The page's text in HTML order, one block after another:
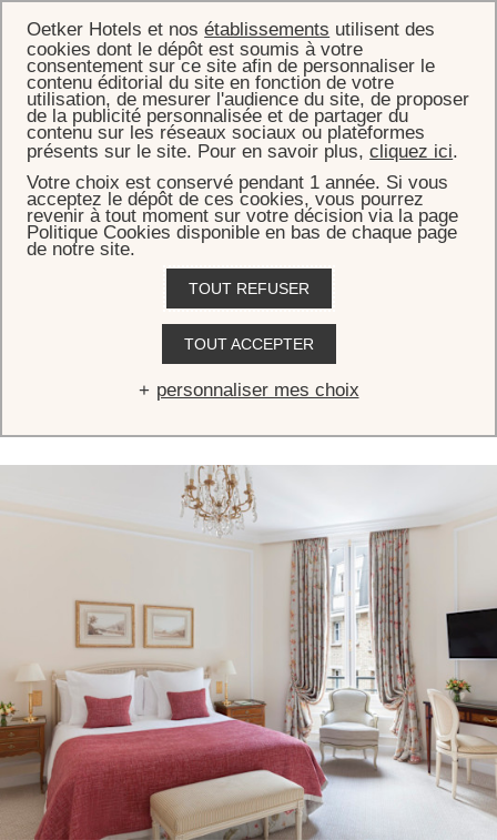
ACCUEIL CHAMBRES & SUITES
Chambres & Suites
Au 112 rue du Faubourg Saint-Honoré, Le Bristol Paris est une
grande Maison. Une Maison au style parisien et à l'élégance
incomparables, où l’on se sent immédiatement chez soi. Très chic,
très français, complètement Bristol.
Oetker Hotels et nosétablissements utilisent des
cookies dont le dépôt est soumis à votre
consentement sur ce site afin de personnaliser le
contenu éditorial du site en fonction de votre
utilisation, de mesurer l'audience du site, de proposer
de la publicité personnalisée et de partager du
contenu sur les réseaux sociaux ou plateformes
présents sur le site. Pour en savoir plus,cliquez ici.
Votre choix est conservé pendant 1 année. Si vous
acceptez le dépôt de ces cookies, vous pourrez
revenir à tout moment sur votre décision via la page
Politique Cookies disponible en bas de chaque page
de notre site.
TOUT REFUSER
TOUT ACCEPTER
personnaliser mes choix